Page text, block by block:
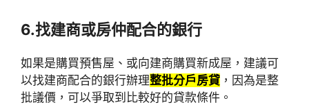
6.找建商或房仲配合的銀行
如果是購買預售屋、或向建商購買新成屋，建議可
以找建商配合的銀行辦理整批分戶房貸 ，因為是整
批議價，可以爭取到比較好的貸款條件。